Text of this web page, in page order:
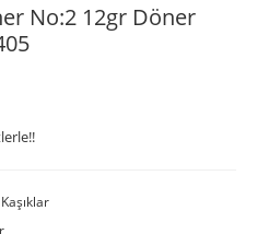
No:2 12gr Döner